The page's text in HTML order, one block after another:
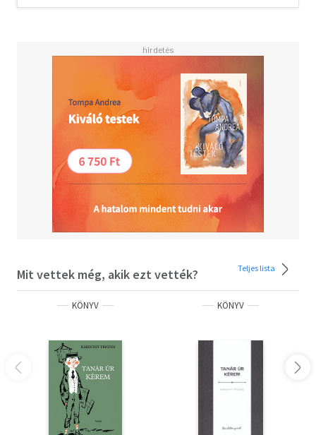
személyes útitársa lehet - amolyan "szellemi füveskönyv",
segítenek eligazodni az élet nagy kérdéseiben és apró
dilemmáiban.
Mit vettek még, akik ezt vették? Teljes lista
KÖNYV KÖNYV